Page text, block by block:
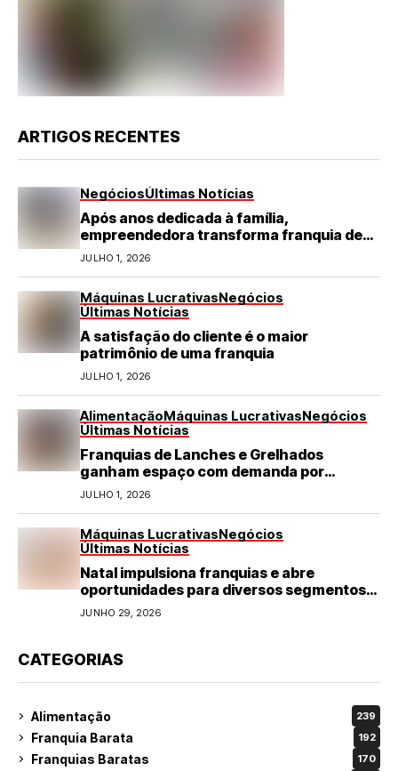
ARTIGOS RECENTES
NegóciosÚltimas Notícias
Após anos dedicada à família,
empreendedora transforma franquia de
turismo em negócio de destaque no RN
JULHO 1, 2026
Máquinas LucrativasNegócios
Últimas Notícias
A satisfação do cliente é o maior
patrimônio de uma franquia
JULHO 1, 2026
AlimentaçãoMáquinas LucrativasNegócios
Últimas Notícias
Franquias de Lanches e Grelhados
ganham espaço com demanda por
refeições rápidas e de qualidade
JULHO 1, 2026
Máquinas LucrativasNegócios
Últimas Notícias
Natal impulsiona franquias e abre
oportunidades para diversos segmentos
do varejo
JUNHO 29, 2026
CATEGORIAS
Alimentação 239
Franquia Barata 192
Franquias Baratas 170